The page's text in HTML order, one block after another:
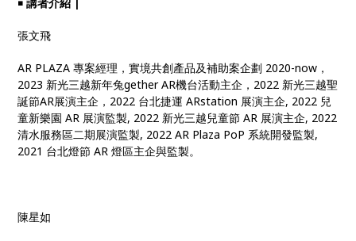
張文飛
AR PLAZA 專案經理，實境共創產品及補助案企劃 2020-now，
2023 新光三越新年兔gether AR機台活動主企，2022 新光三越聖
誕節AR展演主企，2022 台北捷運 ARstation 展演主企, 2022 兒
童新樂園 AR 展演監製, 2022 新光三越兒童節 AR 展演主企, 2022
清水服務區二期展演監製, 2022 AR Plaza PoP 系統開發監製,
2021 台北燈節 AR 燈區主企與監製。
陳星如